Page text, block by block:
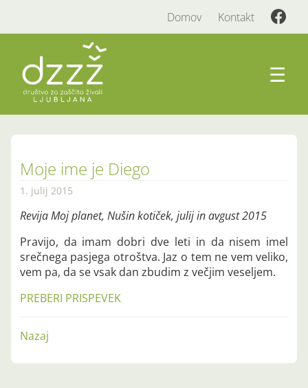
Domov Kontakt
☰
Moje ime je Diego
1. julij 2015
Revija Moj planet, Nušin kotiček, julij in avgust 2015
Pravijo, da imam dobri dve leti in da nisem imel
srečnega pasjega otroštva. Jaz o tem ne vem veliko,
vem pa, da se vsak dan zbudim z večjim veseljem.
PREBERI PRISPEVEK
Nazaj